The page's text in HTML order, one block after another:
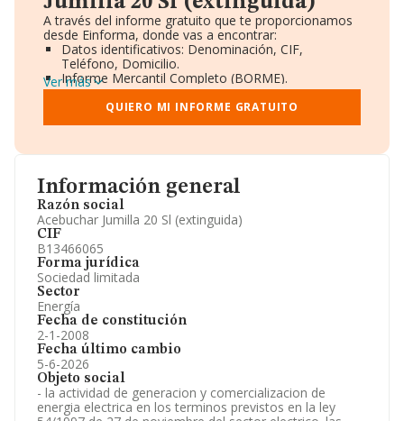
Información general
Razón social
Acebuchar Jumilla 20 Sl (extinguida)
CIF
B13466065
Forma jurídica
Sociedad limitada
Sector
Energía
Fecha de constitución
2-1-2008
Fecha último cambio
5-6-2026
Objeto social
- la actividad de generacion y comercializacion de
energia electrica en los terminos previstos en la ley
A través del informe gratuito que te proporcionamos
desde Einforma, donde vas a encontrar:
Datos identificativos: Denominación, CIF,
Teléfono, Domicilio.
Informe Mercantil Completo (BORME).
Gráficos de Evolución Ventas y Empleados.
Consejo de Administración y Administradores.
Directivos y Ejecutivos.
Información oficial y registral complementaria.
Ver más
QUIERO MI INFORME GRATUITO